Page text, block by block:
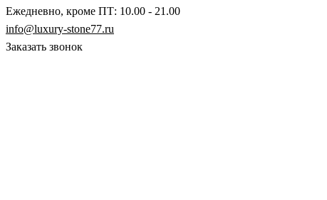
Ежедневно, кроме ПТ: 10.00 - 21.00
info@luxury-stone77.ru
Заказать звонок